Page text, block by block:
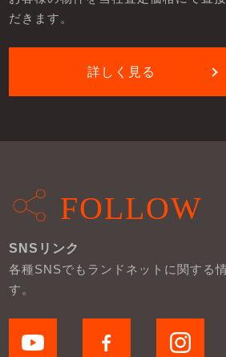
だきます。
詳しく見る
FOLLOW
SNSリンク
各種SNSでもランドネットに関する
す。